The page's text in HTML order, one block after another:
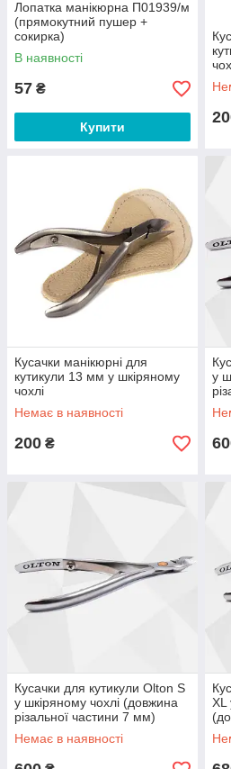
Лопатка манікюрна П01939/м
(прямокутний пушер +
сокирка)
В наявності
57 ₴
Купити
Кусачки манікюрні для
кутикули 13 мм у шкіряному
чохлі
Немає в наявності
200 ₴
у
Кусачки для кутикули Olton S
у шкіряному чохлі (довжина
різальної частини 7 мм)
Немає в наявності
XL
17